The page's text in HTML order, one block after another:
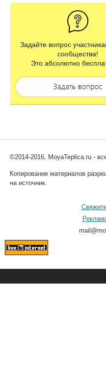
Задайте вопрос
сообщества!
Это абсолютно
©2014-2016, MoyaTeplica.ru -
Копирование материалов
на источник.